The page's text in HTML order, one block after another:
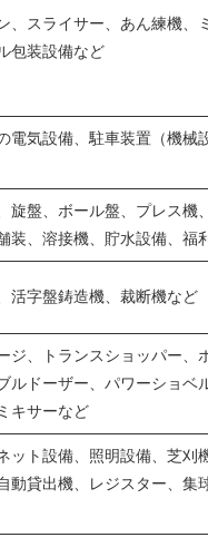
、スライサー、あん練機、
包装設備など
電気設備、駐車装置（機械
旋盤、ボール盤、プレス機
装、溶接機、貯水設備、福
活字盤鋳造機、裁断機など
ジ、トランスショッパー、
ルドーザー、パワーショベ
キサーなど
ット設備、照明設備、芝刈
動貸出機、レジスター、集